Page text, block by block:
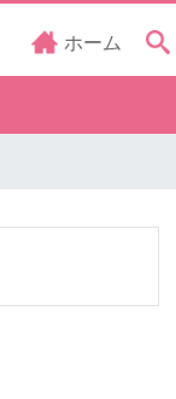
ホーム